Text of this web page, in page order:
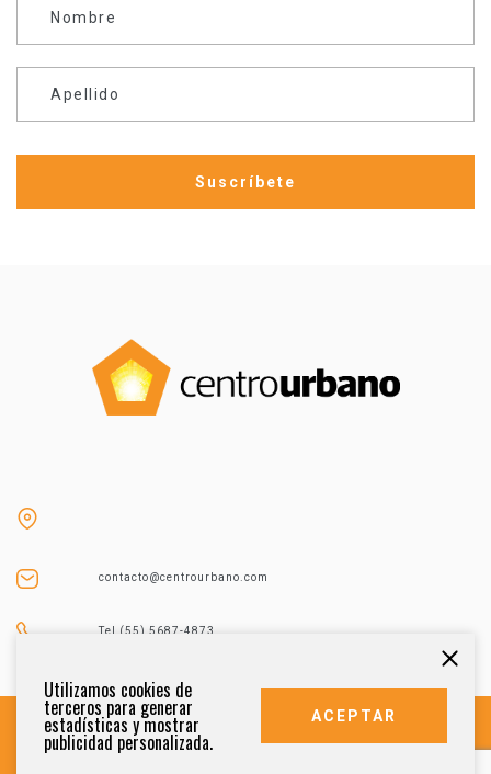
Nombre
Apellido
contacto@centrourbano.com
Tel (55) 5687-4873
Utilizamos cookies de
terceros para generar
estadísticas y mostrar
publicidad personalizada.
ACEPTAR